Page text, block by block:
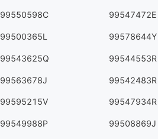
99550598C 99547472E
99500365L 99578644Y
99543625Q 99544553R
99563678J 99542483R
99595215V 99547934R
99549988P 99508869J